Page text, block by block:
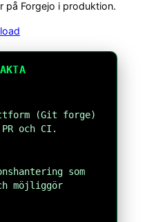
på Forgejo i produktion.
(Git forge)
och CI.
som
möjliggör